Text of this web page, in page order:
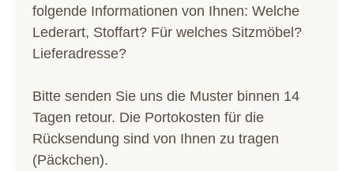
folgende Informationen von Ihnen: Welche
Lederart, Stoffart? Für welches Sitzmöbel?
Lieferadresse?
Bitte senden Sie uns die Muster binnen 14
Tagen retour. Die Portokosten für die
Rücksendung sind von Ihnen zu tragen
(Päckchen).